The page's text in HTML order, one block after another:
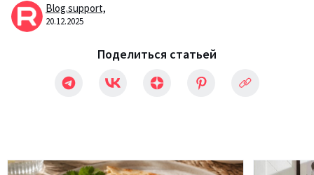
Blog.support,
20.12.2025
Поделиться статьей